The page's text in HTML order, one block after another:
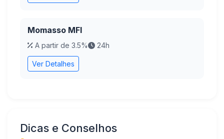
Momasso MFI
A partir de 3.5% 24h
Ver Detalhes
Dicas e Conselhos